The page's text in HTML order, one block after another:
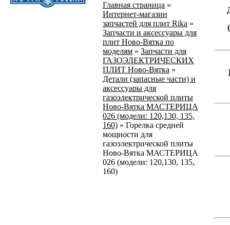
Главная страница »
Интернет-магазин
запчастей для плит Rika »
Запчасти и аксессуары для
плит Ново-Вятка по
моделям » Запчасти для
ГАЗОЭЛЕКТРИЧЕСКИХ
ПЛИТ Ново-Вятка »
Детали (запасные части) и
аксессуары для
газоэлектрической плиты
Ново-Вятка МАСТЕРИЦА
026 (модели: 120,130, 135,
160) » Горелка средней
мощности для
газоэлектрической плиты
Ново-Вятка МАСТЕРИЦА
026 (модели: 120,130, 135,
160)